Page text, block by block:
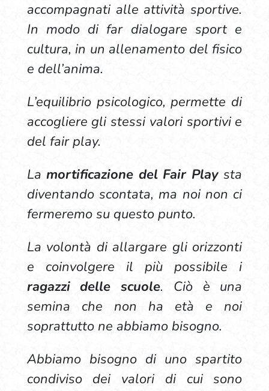
accompagnati alle attività sportive.
In modo di far dialogare sport e
cultura, in un allenamento del fisico
e dell’anima.
L’equilibrio psicologico, permette di
accogliere gli stessi valori sportivi e
del fair play.
Lamortificazione del Fair Playsta
diventando scontata, ma noi non ci
fermeremo su questo punto.
La volontà di allargare gli orizzonti
e coinvolgere il più possibile i
ragazzi delle scuole. Ciò è una
semina che non ha età e noi
soprattutto ne abbiamo bisogno.
Abbiamo bisogno di uno spartito
condiviso dei valori di cui sono